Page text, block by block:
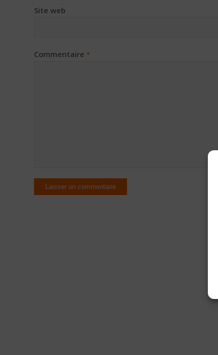
Site web
Commentaire *